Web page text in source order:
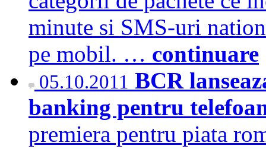
minute si SMS-uri
pe mobil. … continuare
05.10.2011 BCR
banking pentru
premiera pentru piata